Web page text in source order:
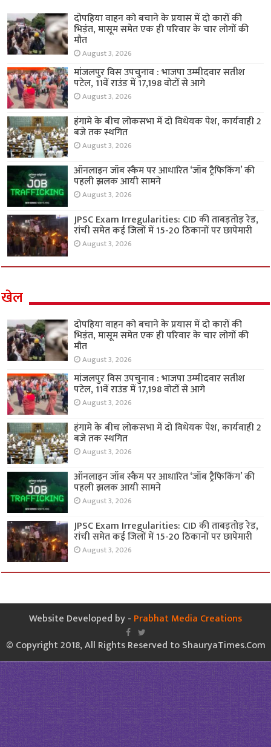
दोपहिया वाहन को बचाने के प्रयास में दो कारों की
भिड़ंत, मासूम समेत एक ही परिवार के चार लोगों की
मौत
August 3, 2026
मांजलपुर विस उपचुनाव : भाजपा उम्मीदवार सतीश
पटेल, 11वें राउंड में 17,198 वोटों से आगे
August 3, 2026
हंगामे के बीच लोकसभा में दो विधेयक पेश, कार्यवाही 2
बजे तक स्थगित
August 3, 2026
ऑनलाइन जॉब स्कैम पर आधारित ‘जॉब ट्रैफिकिंग’ की
पहली झलक आयी सामने
August 3, 2026
JPSC Exam Irregularities: CID की ताबड़तोड़ रेड,
रांची समेत कई जिलों में 15-20 ठिकानों पर छापेमारी
August 3, 2026
खेल
दोपहिया वाहन को बचाने के प्रयास में दो कारों की
भिड़ंत, मासूम समेत एक ही परिवार के चार लोगों की
मौत
August 3, 2026
मांजलपुर विस उपचुनाव : भाजपा उम्मीदवार सतीश
पटेल, 11वें राउंड में 17,198 वोटों से आगे
August 3, 2026
हंगामे के बीच लोकसभा में दो विधेयक पेश, कार्यवाही 2
बजे तक स्थगित
August 3, 2026
ऑनलाइन जॉब स्कैम पर आधारित ‘जॉब ट्रैफिकिंग’ की
पहली झलक आयी सामने
August 3, 2026
JPSC Exam Irregularities: CID की ताबड़तोड़ रेड,
रांची समेत कई जिलों में 15-20 ठिकानों पर छापेमारी
August 3, 2026
Website Developed by - Prabhat Media Creations
© Copyright 2018, All Rights Reserved to ShauryaTimes.Com